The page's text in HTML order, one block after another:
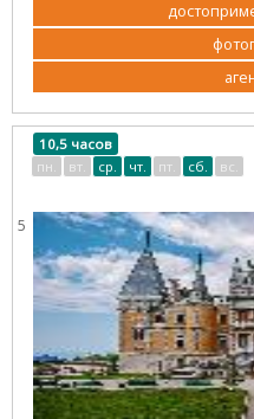
5
10,5 часов
пн.
вт. ср. чт. пт. сб.
вс.